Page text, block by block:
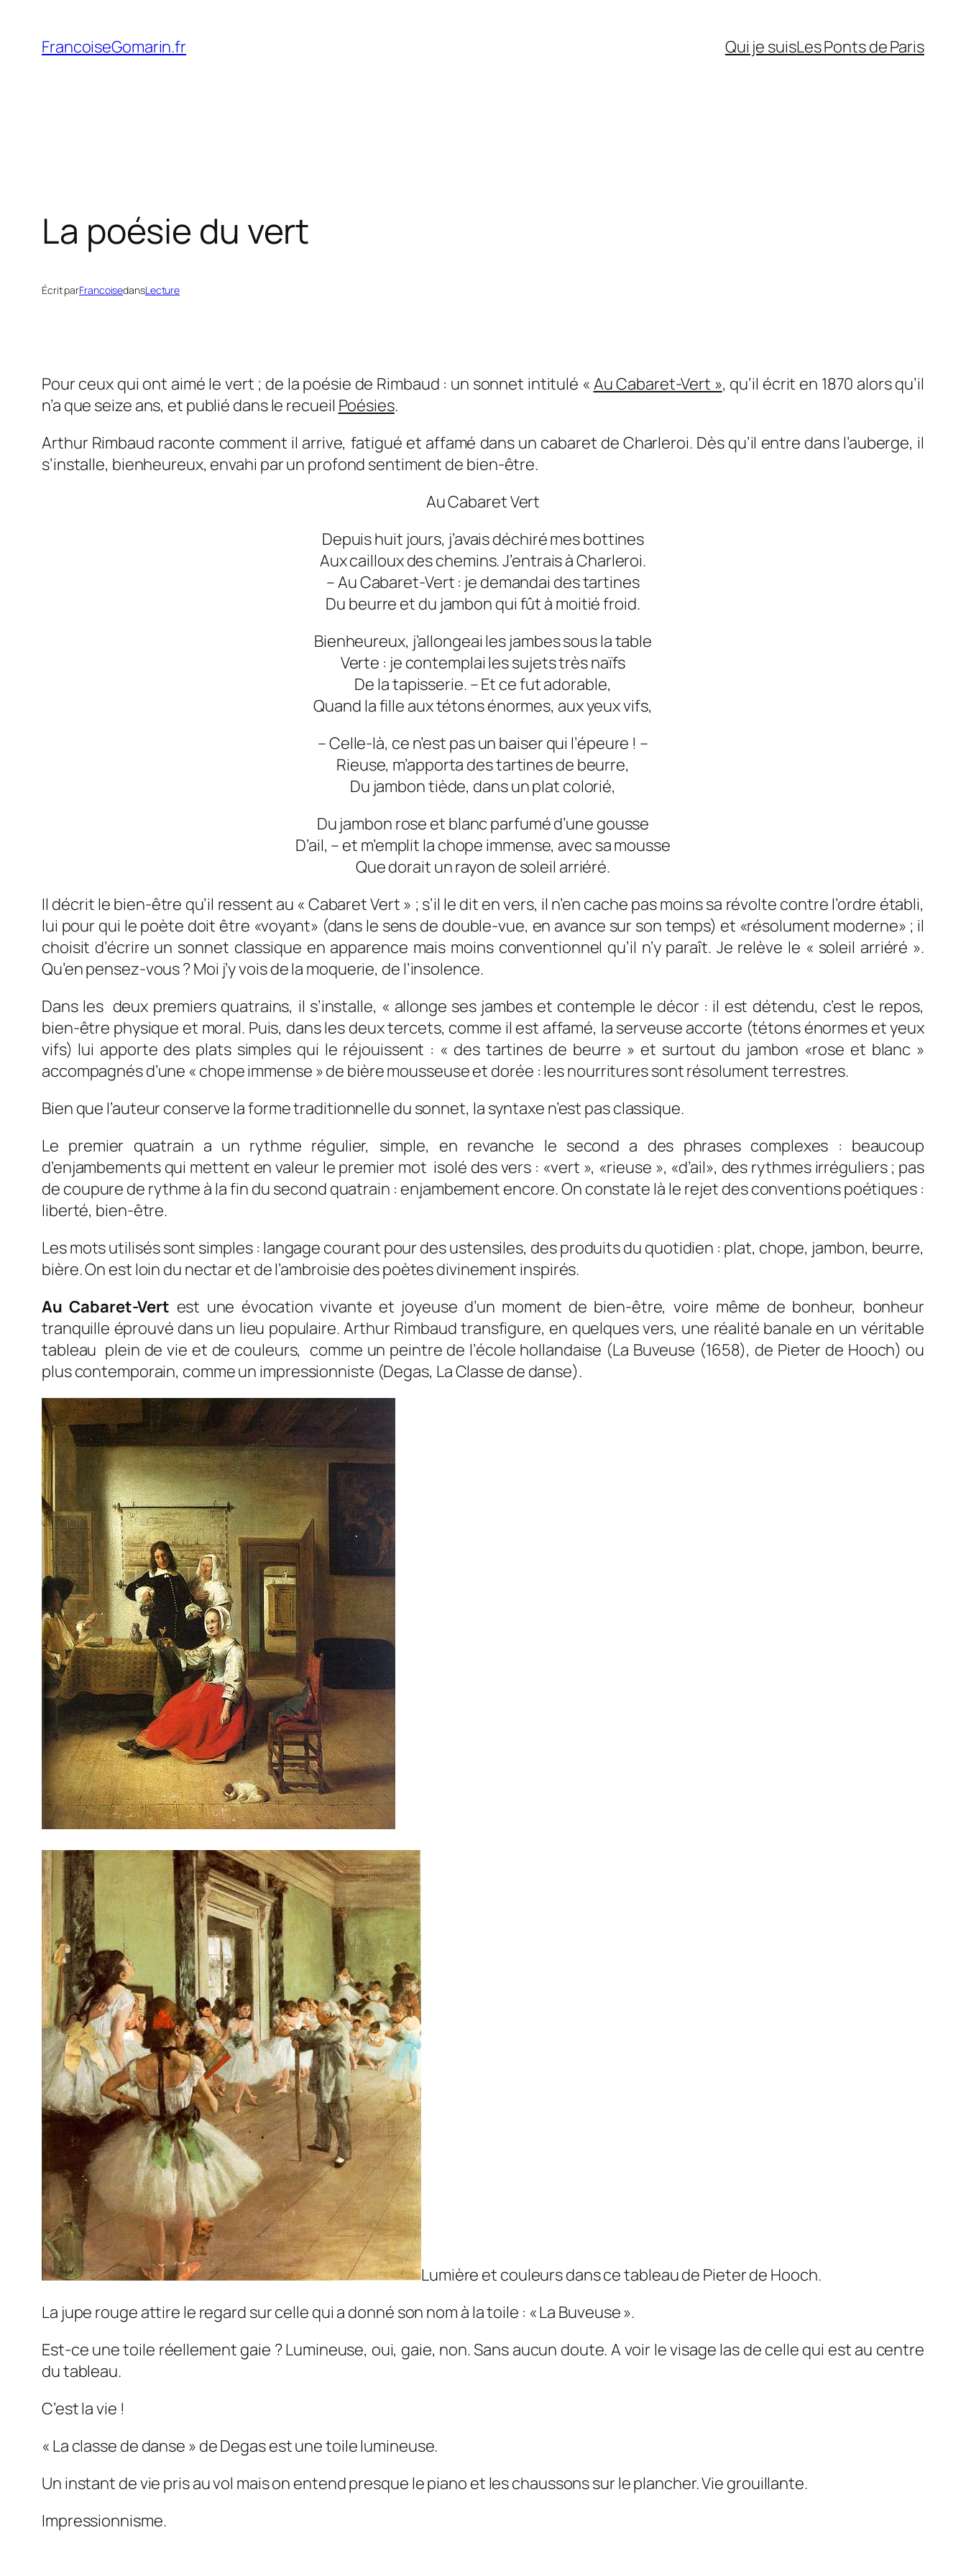
contenu
FrancoiseGomarin.fr Qui je suisLes Ponts de Paris
La poésie du vert
Écrit parFrancoisedansLecture
Pour ceux qui ont aimé le vert ; de la poésie de Rimbaud : un sonnet intitulé « Au Cabaret-Vert », qu’il écrit en 1870 alors qu’il
n’a que seize ans, et publié dans le recueil Poésies.
Arthur Rimbaud raconte comment il arrive, fatigué et affamé dans un cabaret de Charleroi. Dès qu’il entre dans l’auberge, il
s’installe, bienheureux, envahi par un profond sentiment de bien-être.
Au Cabaret Vert
Depuis huit jours, j’avais déchiré mes bottines
Aux cailloux des chemins. J’entrais à Charleroi.
– Au Cabaret-Vert : je demandai des tartines
Du beurre et du jambon qui fût à moitié froid.
Bienheureux, j’allongeai les jambes sous la table
Verte : je contemplai les sujets très naïfs
De la tapisserie. – Et ce fut adorable,
Quand la fille aux tétons énormes, aux yeux vifs,
– Celle-là, ce n’est pas un baiser qui l’épeure ! –
Rieuse, m’apporta des tartines de beurre,
Du jambon tiède, dans un plat colorié,
Du jambon rose et blanc parfumé d’une gousse
D’ail, – et m’emplit la chope immense, avec sa mousse
Que dorait un rayon de soleil arriéré.
Il décrit le bien-être qu’il ressent au « Cabaret Vert » ; s’il le dit en vers, il n’en cache pas moins sa révolte contre l’ordre établi,
lui pour qui le poète doit être «voyant» (dans le sens de double-vue, en avance sur son temps) et «résolument moderne» ; il
choisit d’écrire un sonnet classique en apparence mais moins conventionnel qu’il n’y paraît. Je relève le « soleil arriéré ».
Qu’en pensez-vous ? Moi j’y vois de la moquerie, de l’insolence.
Dans les deux premiers quatrains, il s’installe, « allonge ses jambes et contemple le décor : il est détendu, c’est le repos,
bien-être physique et moral. Puis, dans les deux tercets, comme il est affamé, la serveuse accorte (tétons énormes et yeux
vifs) lui apporte des plats simples qui le réjouissent : « des tartines de beurre » et surtout du jambon «rose et blanc »
accompagnés d’une « chope immense » de bière mousseuse et dorée : les nourritures sont résolument terrestres.
Bien que l’auteur conserve la forme traditionnelle du sonnet, la syntaxe n’est pas classique.
Le premier quatrain a un rythme régulier, simple, en revanche le second a des phrases complexes : beaucoup
d’enjambements qui mettent en valeur le premier mot isolé des vers : «vert », «rieuse », «d’ail», des rythmes irréguliers ; pas
de coupure de rythme à la fin du second quatrain : enjambement encore. On constate là le rejet des conventions poétiques :
liberté, bien-être.
Les mots utilisés sont simples : langage courant pour des ustensiles, des produits du quotidien : plat, chope, jambon, beurre,
bière. On est loin du nectar et de l’ambroisie des poètes divinement inspirés.
Au Cabaret-Vert est une évocation vivante et joyeuse d’un moment de bien-être, voire même de bonheur, bonheur
tranquille éprouvé dans un lieu populaire. Arthur Rimbaud transfigure, en quelques vers, une réalité banale en un véritable
tableau plein de vie et de couleurs, comme un peintre de l’école hollandaise (La Buveuse (1658), de Pieter de Hooch) ou
plus contemporain, comme un impressionniste (Degas, La Classe de danse).
Lumière et couleurs dans ce tableau de Pieter de Hooch.
La jupe rouge attire le regard sur celle qui a donné son nom à la toile : « La Buveuse ».
Est-ce une toile réellement gaie ? Lumineuse, oui, gaie, non. Sans aucun doute. A voir le visage las de celle qui est au centre
du tableau.
C’est la vie !
« La classe de danse » de Degas est une toile lumineuse.
Un instant de vie pris au vol mais on entend presque le piano et les chaussons sur le plancher. Vie grouillante.
Impressionnisme.